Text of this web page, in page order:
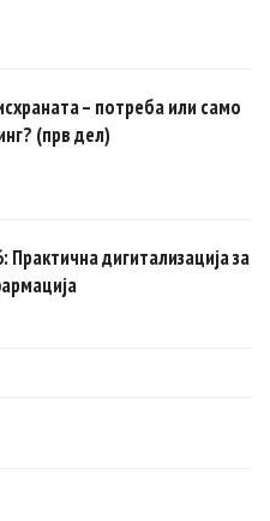
– потреба или само
(прв дел)
Практична дигитализација за